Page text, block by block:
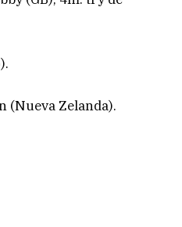
(Nueva Zelanda).